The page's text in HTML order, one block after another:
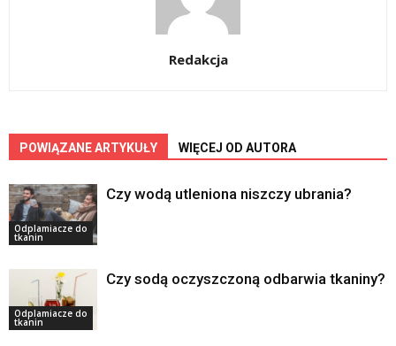
Redakcja
POWIĄZANE ARTYKUŁY WIĘCEJ OD AUTORA
Odplamiacze do
tkanin
Czy wodą utleniona niszczy ubrania?
Odplamiacze do
tkanin
Czy sodą oczyszczoną odbarwia tkaniny?